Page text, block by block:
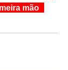
mão